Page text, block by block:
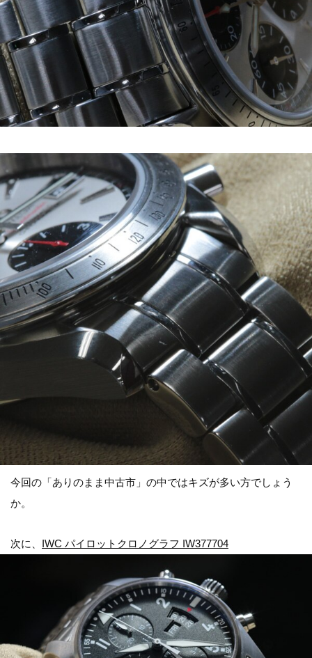
今回の「ありのまま中古市」の中ではキズが多い方でしょう
か。
次に、 IWC パイロットクロノグラフ IW377704